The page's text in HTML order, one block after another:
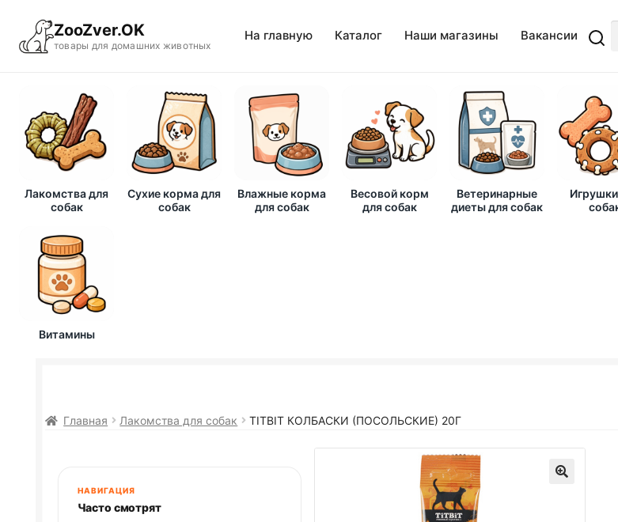
ZooZver.OK
товары для домашних животных
На главную Каталог Наши магазины Вакансии
Лакомства для
собак
Сухие корма для
собак
Влажные корма
для собак
Весовой корм
для собак
Ветеринарные
диеты для собак
Витамины
Главная Лакомства для собак TITBIT КОЛБАСКИ (ПОСОЛЬСКИЕ) 20Г
НАВИГАЦИЯ
Часто смотрят